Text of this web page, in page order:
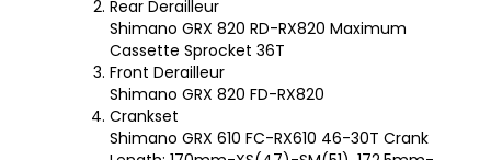
Rear Derailleur
Shimano GRX 820 RD-RX820 Maximum
Cassette Sprocket 36T
Front Derailleur
Shimano GRX 820 FD-RX820
Crankset
Shimano GRX 610 FC-RX610 46-30T Crank